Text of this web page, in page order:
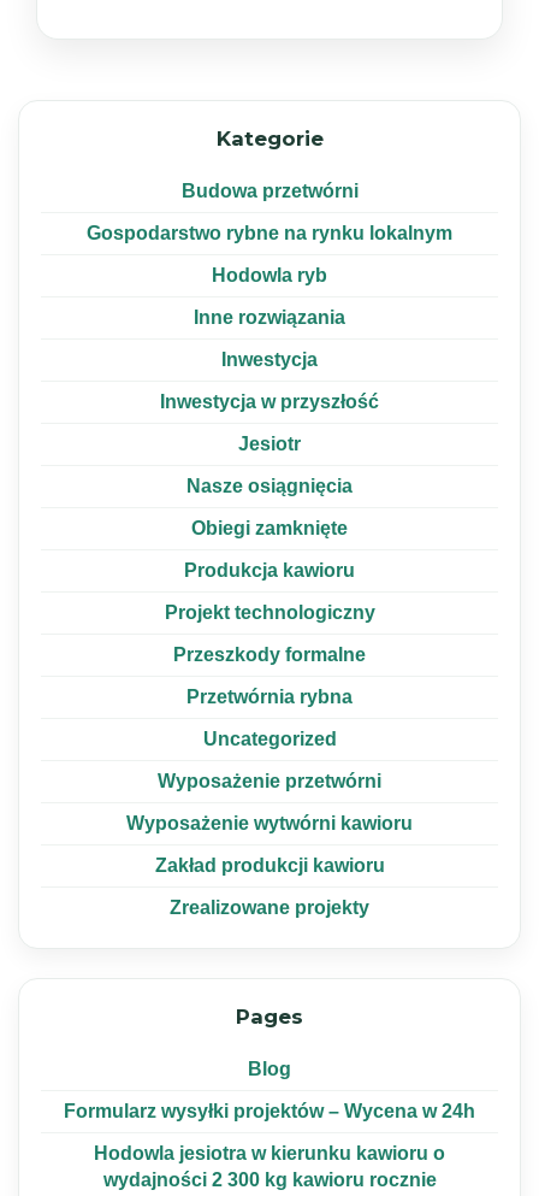
Kategorie
Budowa przetwórni
Gospodarstwo rybne na rynku lokalnym
Hodowla ryb
Inne rozwiązania
Inwestycja
Inwestycja w przyszłość
Jesiotr
Nasze osiągnięcia
Obiegi zamknięte
Produkcja kawioru
Projekt technologiczny
Przeszkody formalne
Przetwórnia rybna
Uncategorized
Wyposażenie przetwórni
Wyposażenie wytwórni kawioru
Zakład produkcji kawioru
Zrealizowane projekty
Pages
Blog
Formularz wysyłki projektów – Wycena w 24h
Hodowla jesiotra w kierunku kawioru o
wydajności 2 300 kg kawioru rocznie